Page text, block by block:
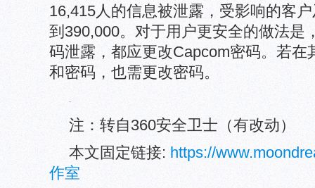
16,415人的信息被泄露，受影响的客
到390,000。对于用户更安全的做法是
码泄露，都应更改Capcom密码。若在
和密码，也需更改密码。
注：转自360安全卫士（有改动）
本文固定链接: https://
作室